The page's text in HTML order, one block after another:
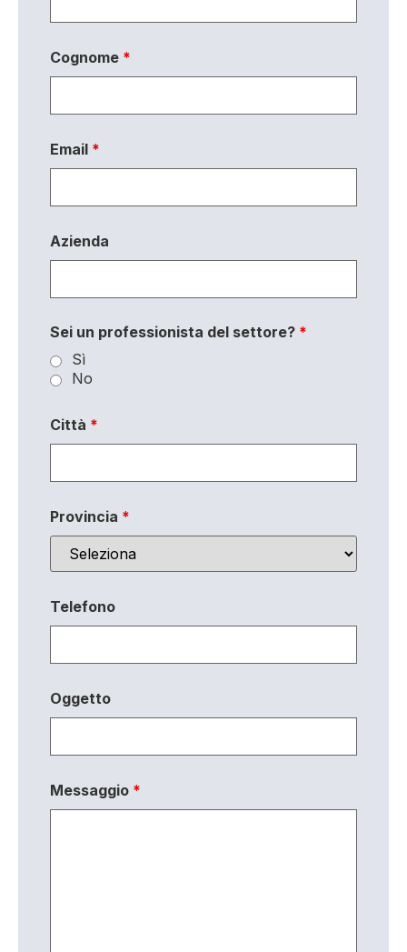
Cognome *
Email *
Azienda
Sei un professionista del settore? *
Sì
No
Città *
Provincia *
Telefono
Oggetto
Messaggio *